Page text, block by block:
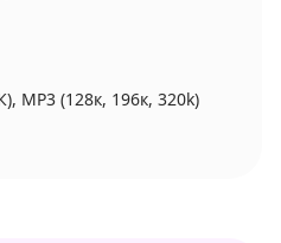
MP3 (128к, 196к, 320k)